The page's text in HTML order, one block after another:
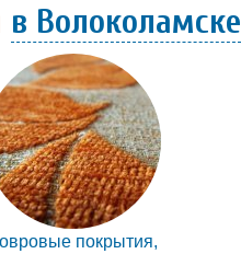
в Волоколамске
покрытия,